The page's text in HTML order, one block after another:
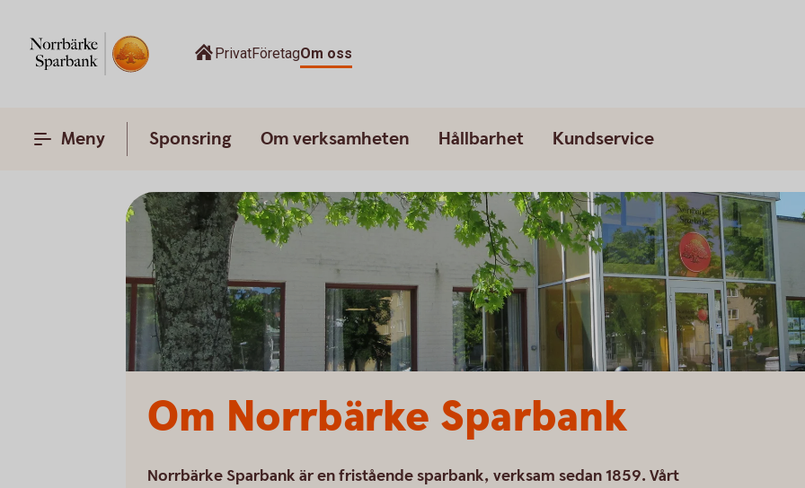
PrivatFöretagOm oss
Meny Sponsring Om verksamheten Hållbarhet Kundservice
Om Norrbärke Sparbank
Norrbärke Sparbank är en fristående sparbank, verksam sedan 1859. Vårt